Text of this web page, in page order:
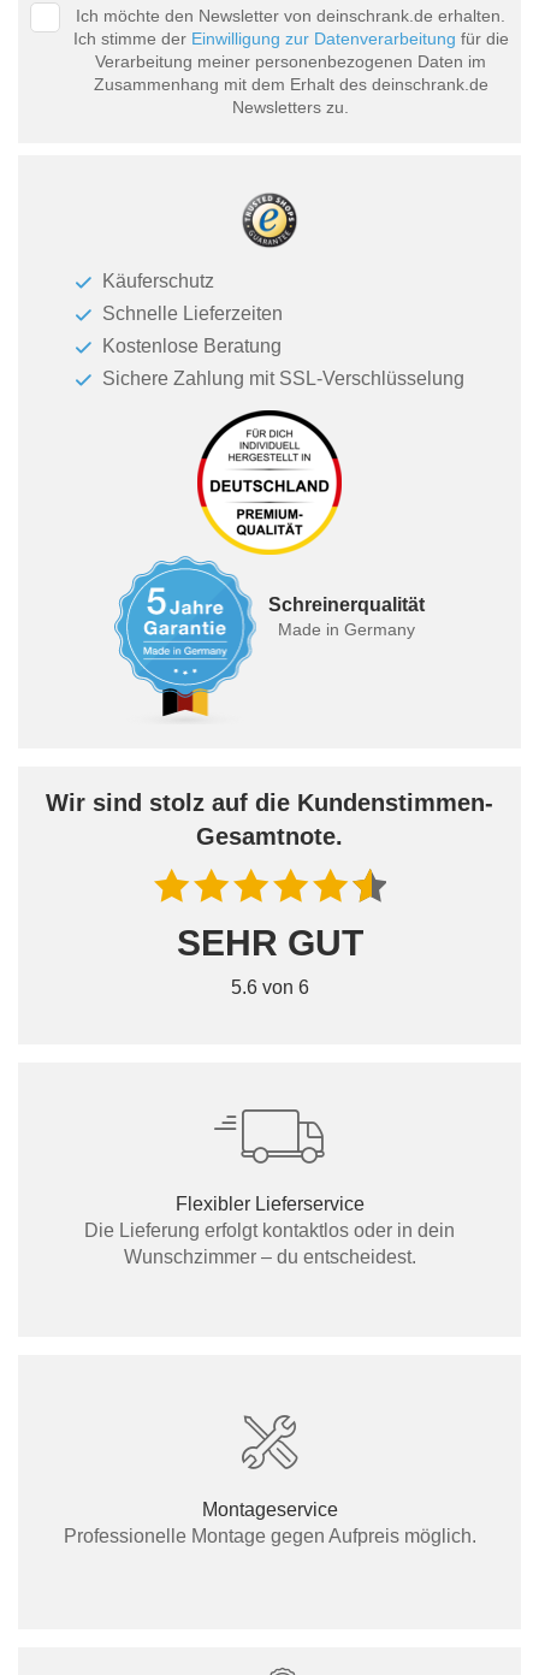
Ich möchte den Newsletter von deinschrank.de erhalten.
Ich stimme der Einwilligung zur Datenverarbeitung für die
Verarbeitung meiner personenbezogenen Daten im
Zusammenhang mit dem Erhalt des deinschrank.de
Newsletters zu.
Käuferschutz
Schnelle Lieferzeiten
Kostenlose Beratung
Sichere Zahlung mit SSL-Verschlüsselung
Schreinerqualität
Made in Germany
Wir sind stolz auf die Kundenstimmen-
Gesamtnote.
SEHR GUT
5.6 von 6
Flexibler Lieferservice
Die Lieferung erfolgt kontaktlos oder in dein
Wunschzimmer – du entscheidest.
Montageservice
Professionelle Montage gegen Aufpreis möglich.